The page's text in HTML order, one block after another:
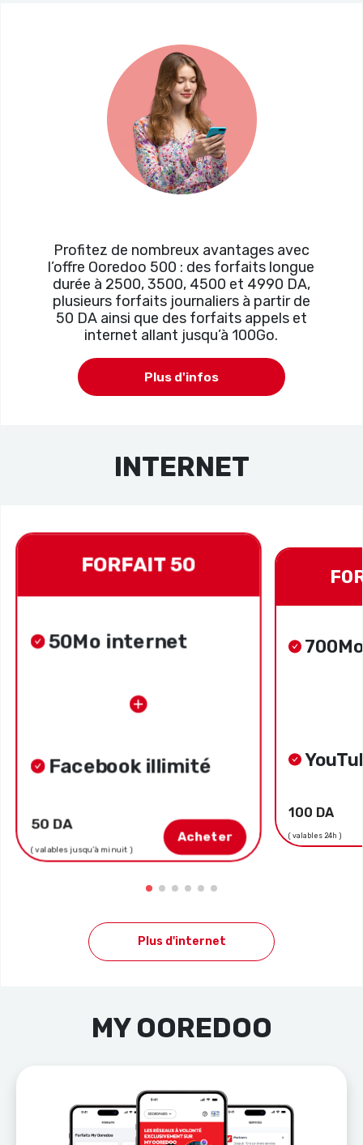
Profitez de nombreux avantages avec
l’offre Ooredoo 500 : des forfaits longue
durée à 2500, 3500, 4500 et 4990 DA,
plusieurs forfaits journaliers à partir de
50 DA ainsi que des forfaits appels et
internet allant jusqu’à 100Go.
Plus d'infos
INTERNET
FORFAIT 50
50Mo internet
Facebook illimité
50 DA
( valables jusqu’à minuit )
Acheter
100 DA
( valables 24h )
Plus d'internet
MY OOREDOO